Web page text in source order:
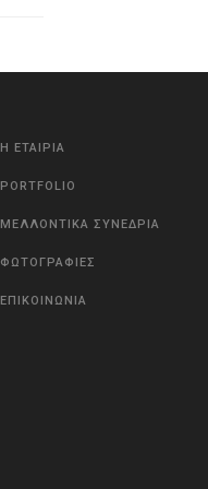
Η ΕΤΑΙΡΙΑ
PORTFOLIO
ΜΕΛΛΟΝΤΙΚΑ ΣΥΝΕΔΡΙΑ
ΦΩΤΟΓΡΑΦΙΕΣ
ΕΠΙΚΟΙΝΩΝΙΑ